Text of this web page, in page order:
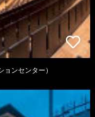
ンセンター）